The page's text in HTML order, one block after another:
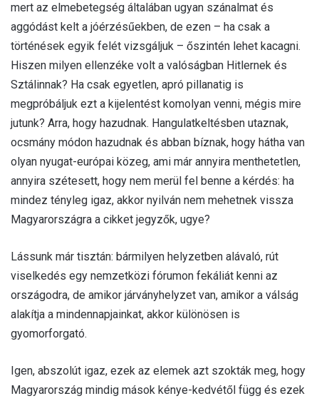
mert az elmebetegség általában ugyan szánalmat és
aggódást kelt a jóérzésűekben, de ezen – ha csak a
történések egyik felét vizsgáljuk – őszintén lehet kacagni.
Hiszen milyen ellenzéke volt a valóságban Hitlernek és
Sztálinnak? Ha csak egyetlen, apró pillanatig is
megpróbáljuk ezt a kijelentést komolyan venni, mégis mire
jutunk? Arra, hogy hazudnak. Hangulatkeltésben utaznak,
ocsmány módon hazudnak és abban bíznak, hogy hátha van
olyan nyugat-európai közeg, ami már annyira menthetetlen,
annyira szétesett, hogy nem merül fel benne a kérdés: ha
mindez tényleg igaz, akkor nyilván nem mehetnek vissza
Magyarországra a cikket jegyzők, ugye?
Lássunk már tisztán: bármilyen helyzetben alávaló, rút
viselkedés egy nemzetközi fórumon fekáliát kenni az
országodra, de amikor járványhelyzet van, amikor a válság
alakítja a mindennapjainkat, akkor különösen is
gyomorforgató.
Igen, abszolút igaz, ezek az elemek azt szokták meg, hogy
Magyarország mindig mások kénye-kedvétől függ és ezek